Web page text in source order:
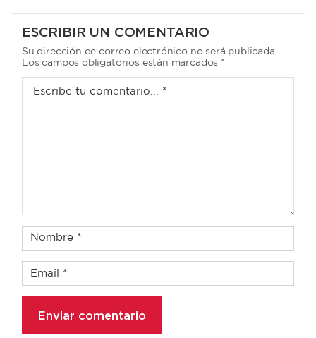
ENTRADAS
ESCRIBIR UN COMENTARIO
Su dirección de correo electrónico no será publicada.
Los campos obligatorios están marcados *